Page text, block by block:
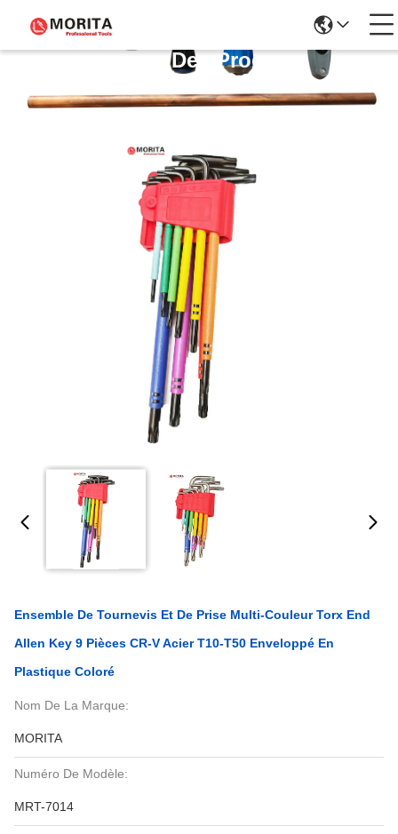
Détails Des Produits
Ensemble De Tournevis Et De Prise Multi-Couleur Torx End
Allen Key 9 Pièces CR-V Acier T10-T50 Enveloppé En
Plastique Coloré
Nom De La Marque:
MORITA
Numéro De Modèle:
MRT-7014